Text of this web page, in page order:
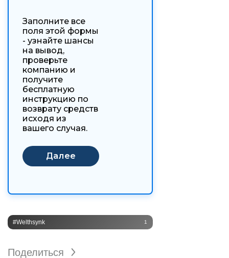
Заполните все
поля этой формы
- узнайте шансы
на вывод,
проверьте
компанию и
получите
бесплатную
инструкцию по
возврату средств
исходя из
вашего случая.
#Welthsynk 1
Поделиться